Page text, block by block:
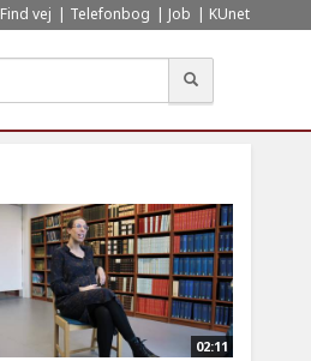
Find vej Telefonbog Job KUnet
02:11